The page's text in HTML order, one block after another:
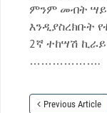
ምንም መብት
እንዲያስረክቡት
2ኛ ተከሣሽ
……………….
Previous Article